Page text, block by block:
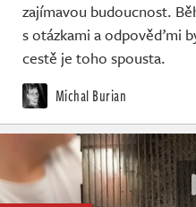
zajímavou budoucnost.
s otázkami a odpověďmi
cestě je toho spousta.
Michal Burian